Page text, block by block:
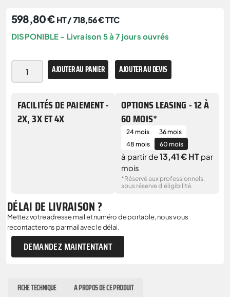
598,80€ HT /718,56€TTC
DISPONIBLE - Livraison 5 à 7 jours ouvrés
AJOUTER AU PANIER AJOUTER AU DEVIS
FACILITÉS DE PAIEMENT -
2X, 3X ET 4X
OPTIONS LEASING - 12 À
60 MOIS*
24 mois
36 mois
48 mois
60 mois
à partir de13,41 € HT par
mois
*Réservé aux professionnels,
sous réserve d'éligibilité.
DÉLAI DE LIVRAISON ?
Mettez votre adresse mail et numéro de portable, nous vous
recontacterons par mail avec le délai.
DEMANDEZ MAINTENTANT
FICHE TECHNIQUE A PROPOS DE CE PRODUIT